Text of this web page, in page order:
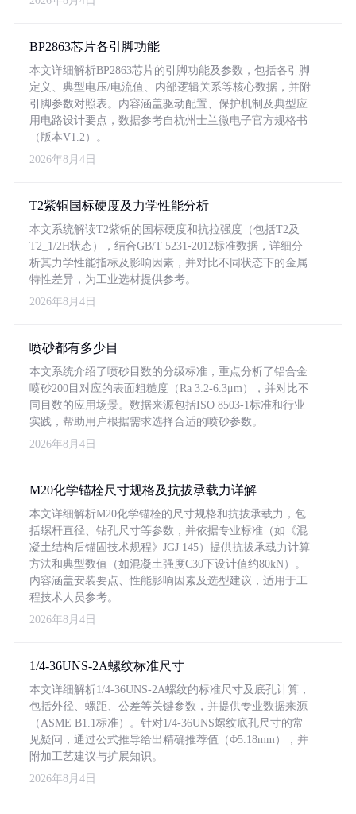
BP2863芯片各引脚功能
本文详细解析BP2863芯片的引脚功能及参数，包括各引脚
定义、典型电压/电流值、内部逻辑关系等核心数据，并附
引脚参数对照表。内容涵盖驱动配置、保护机制及典型应
用电路设计要点，数据参考自杭州士兰微电子官方规格书
（版本V1.2）。
2026年8月4日
T2紫铜国标硬度及力学性能分析
本文系统解读T2紫铜的国标硬度和抗拉强度（包括T2及
T2_1/2H状态），结合GB/T 5231-2012标准数据，详细分
析其力学性能指标及影响因素，并对比不同状态下的金属
特性差异，为工业选材提供参考。
2026年8月4日
喷砂都有多少目
本文系统介绍了喷砂目数的分级标准，重点分析了铝合金
喷砂200目对应的表面粗糙度（Ra 3.2-6.3μm），并对比不
同目数的应用场景。数据来源包括ISO 8503-1标准和行业
实践，帮助用户根据需求选择合适的喷砂参数。
2026年8月4日
M20化学锚栓尺寸规格及抗拔承载力详解
本文详细解析M20化学锚栓的尺寸规格和抗拔承载力，包
括螺杆直径、钻孔尺寸等参数，并依据专业标准（如《混
凝土结构后锚固技术规程》JGJ 145）提供抗拔承载力计算
方法和典型数值（如混凝土强度C30下设计值约80kN）。
内容涵盖安装要点、性能影响因素及选型建议，适用于工
程技术人员参考。
2026年8月4日
1/4-36UNS-2A螺纹标准尺寸
本文详细解析1/4-36UNS-2A螺纹的标准尺寸及底孔计算，
包括外径、螺距、公差等关键参数，并提供专业数据来源
（ASME B1.1标准）。针对1/4-36UNS螺纹底孔尺寸的常
见疑问，通过公式推导给出精确推荐值（Φ5.18mm），并
附加工艺建议与扩展知识。
2026年8月4日